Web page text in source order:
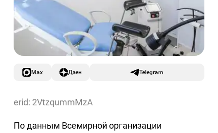
Max Дзен Telegram
erid: 2VtzqummMzA
По данным Всемирной организации